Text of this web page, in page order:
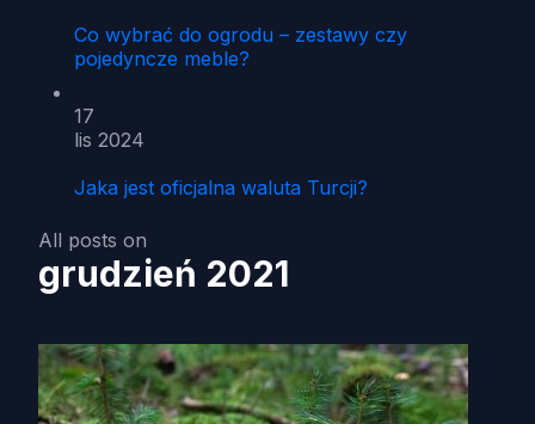
Co wybrać do ogrodu – zestawy czy
pojedyncze meble?
17
lis 2024
Jaka jest oficjalna waluta Turcji?
All posts on
grudzień 2021